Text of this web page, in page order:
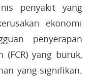
penyakit yang
ekonomi
penyerapan
yang buruk,
yang signifikan.